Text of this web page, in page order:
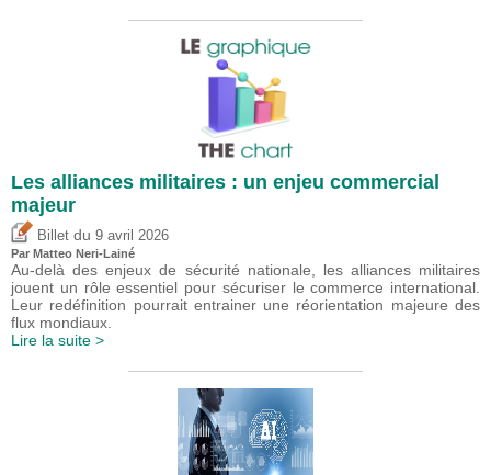
Les alliances militaires : un enjeu commercial
majeur
Billet du 9 avril 2026
Par Matteo Neri-Lainé
Au-delà des enjeux de sécurité nationale, les alliances militaires
jouent un rôle essentiel pour sécuriser le commerce international.
Leur redéfinition pourrait entrainer une réorientation majeure des
flux mondiaux.
Lire la suite >